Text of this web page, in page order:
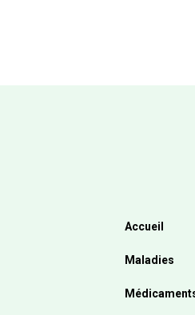
Accueil
Maladies